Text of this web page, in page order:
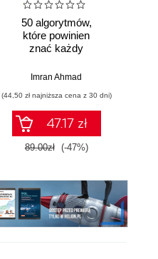
50 algorytmów,
które powinien
znać każdy
Klasyczne i
algorytmy z
dziedzin uczenia
maszynowego,
projektowania
oprogramowania,
Wydanie II
Imran Ahmad
(44,50 zł najniższa cena z 30 dni)
47.17 zł
89.00zł (-47%)